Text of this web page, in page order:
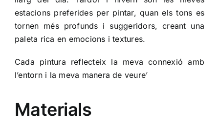
estacions preferides per pintar, quan els tons es
tornen més profunds i suggeridors, creant una
paleta rica en emocions i textures.
Cada pintura reflecteix la meva connexió amb
l’entorn i la meva manera de veure’
Materials